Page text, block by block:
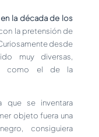
la década de los
la pretensión de
desde
muy diversas,
como el de la
que se inventara
objeto fuera una
consiguiera